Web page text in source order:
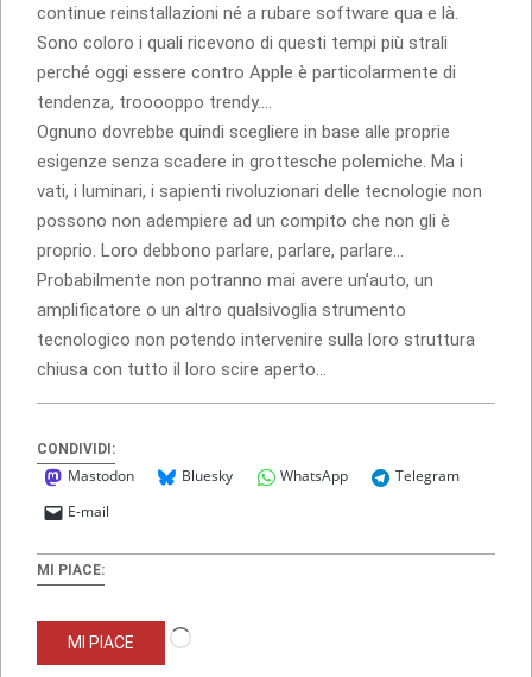
continue reinstallazioni né a rubare software qua e là.
Sono coloro i quali ricevono di questi tempi più strali
perché oggi essere contro Apple è particolarmente di
tendenza, trooooppo trendy….
Ognuno dovrebbe quindi scegliere in base alle proprie
esigenze senza scadere in grottesche polemiche. Ma i
vati, i luminari, i sapienti rivoluzionari delle tecnologie non
possono non adempiere ad un compito che non gli è
proprio. Loro debbono parlare, parlare, parlare…
Probabilmente non potranno mai avere un’auto, un
amplificatore o un altro qualsivoglia strumento
tecnologico non potendo intervenire sulla loro struttura
chiusa con tutto il loro scire aperto…
CONDIVIDI:
Mastodon Bluesky WhatsApp
Telegram
E-mail
MI PIACE:
MI PIACE